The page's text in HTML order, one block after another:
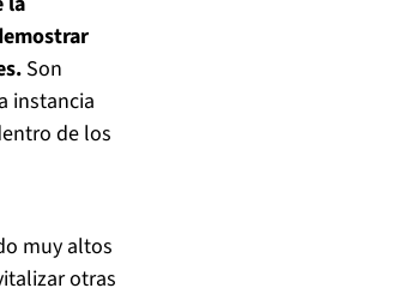
Son
instancia
de los
muy altos
otras